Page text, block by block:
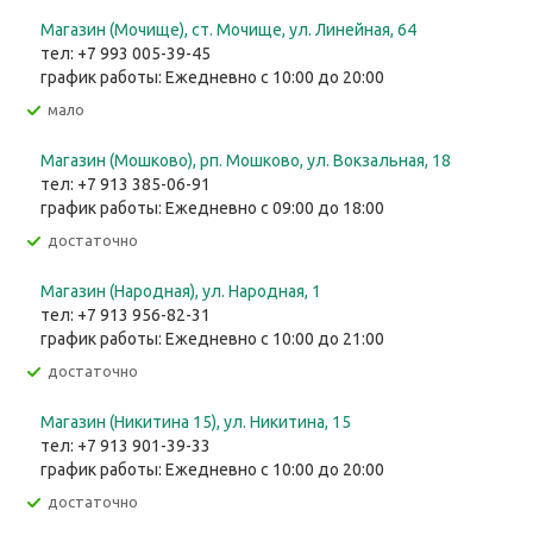
Магазин (Мочище), ст. Мочище, ул. Линейная, 64
тел: +7 993 005-39-45
график работы: Ежедневно с 10:00 до 20:00
Мало
Магазин (Мошково), рп. Мошково, ул. Вокзальная, 18
тел: +7 913 385-06-91
график работы: Ежедневно с 09:00 до 18:00
Достаточно
Магазин (Народная), ул. Народная, 1
тел: +7 913 956-82-31
график работы: Ежедневно с 10:00 до 21:00
Достаточно
Магазин (Никитина 15), ул. Никитина, 15
тел: +7 913 901-39-33
график работы: Ежедневно с 10:00 до 20:00
Достаточно